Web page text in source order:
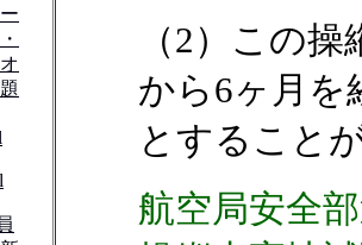
（2）この
から6ヶ月を
とすること
航空局安全